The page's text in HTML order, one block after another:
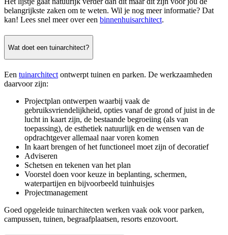
belangrijkste zaken om te weten. Wil je nog meer informatie? Dat
kan! Lees snel meer over een binnenhuisarchitect.
Wat doet een tuinarchitect?
Een tuinarchitect ontwerpt tuinen en parken. De werkzaamheden
daarvoor zijn:
Projectplan ontwerpen waarbij vaak de
gebruiksvriendelijkheid, opties vanaf de grond of juist in de
lucht in kaart zijn, de bestaande begroeiing (als van
toepassing), de esthetiek natuurlijk en de wensen van de
opdrachtgever allemaal naar voren komen
In kaart brengen of het functioneel moet zijn of decoratief
Adviseren
Schetsen en tekenen van het plan
Voorstel doen voor keuze in beplanting, schermen,
waterpartijen en bijvoorbeeld tuinhuisjes
Projectmanagement
Goed opgeleide tuinarchitecten werken vaak ook voor parken,
campussen, tuinen, begraafplaatsen, resorts enzovoort.